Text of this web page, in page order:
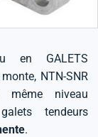
en GALETS
NTN-SNR
même niveau
tendeurs
.